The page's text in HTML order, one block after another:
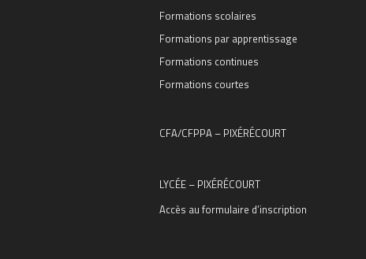
Formations scolaires
Formations par apprentissage
Formations continues
Formations courtes
CFA/CFPPA – PIXÉRÉCOURT
LYCÉE – PIXÉRÉCOURT
Accès au formulaire d’inscription